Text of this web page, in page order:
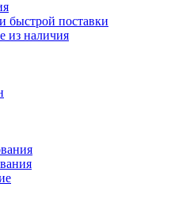
быстрой поставки